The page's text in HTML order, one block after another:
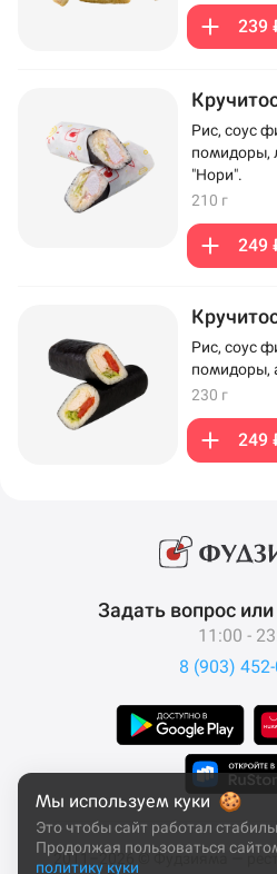
239
Рис, соус
помидоры,
"Нори".
210 г
249
Рис, соус
помидоры,
230 г
249
Задать вопрос
11:00 -
8 (903)
2011–2026 © Фудзияма —
Мы используем куки
Это чтобы сайт работал
Продолжая пользоваться
политику куки